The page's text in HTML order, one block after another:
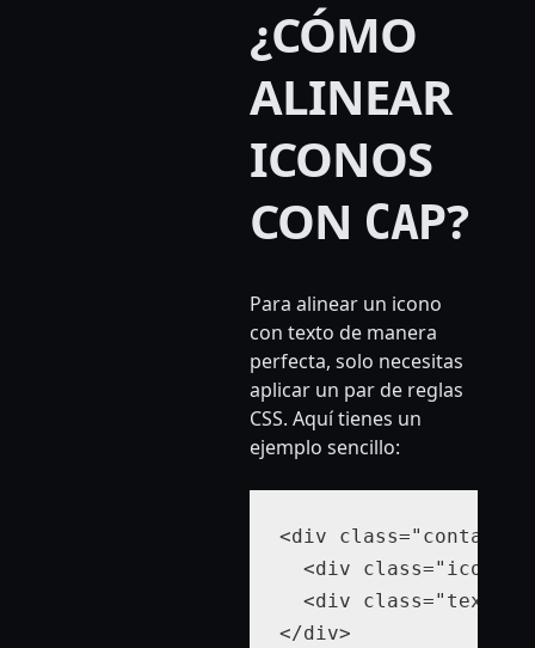
¿CÓMO
ALINEAR
ICONOS
CON CAP?
Para alinear un icono
con texto de manera
perfecta, solo necesitas
aplicar un par de reglas
CSS. Aquí tienes un
ejemplo sencillo:
<div
<div
<div
</div>